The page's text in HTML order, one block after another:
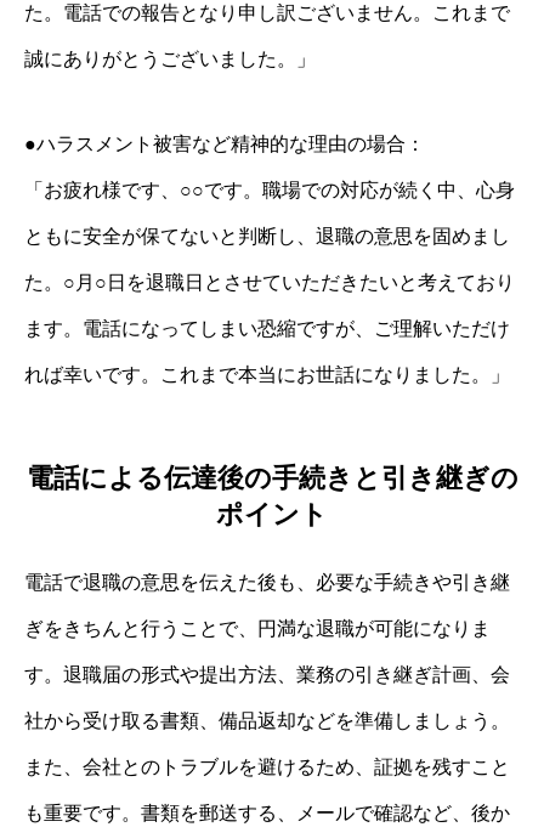
た。電話での報告となり申し訳ございません。これまで
誠にありがとうございました。」
●ハラスメント被害など精神的な理由の場合：
「お疲れ様です、○○です。職場での対応が続く中、心身
ともに安全が保てないと判断し、退職の意思を固めまし
た。○月○日を退職日とさせていただきたいと考えており
ます。電話になってしまい恐縮ですが、ご理解いただけ
れば幸いです。これまで本当にお世話になりました。」
電話による伝達後の手続きと引き継ぎの
ポイント
電話で退職の意思を伝えた後も、必要な手続きや引き継
ぎをきちんと行うことで、円満な退職が可能になりま
す。退職届の形式や提出方法、業務の引き継ぎ計画、会
社から受け取る書類、備品返却などを準備しましょう。
また、会社とのトラブルを避けるため、証拠を残すこと
も重要です。書類を郵送する、メールで確認など、後か